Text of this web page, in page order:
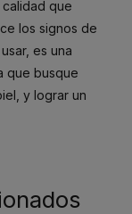
que
los signos de
es una
que busque
y lograr un